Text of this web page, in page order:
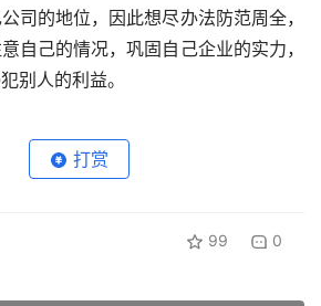
司的地位，因此想尽办法防范周全，
自己的情况，巩固自己企业的实力，
别人的利益。
打赏
99 0